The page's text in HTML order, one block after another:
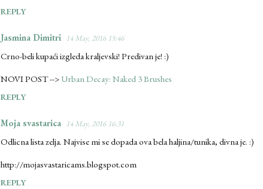
REPLY
Jasmina Dimitri 14 May, 2016 15:46
Crno-beli kupaći izgleda kraljevski! Predivan je! :)
NOVI POST --> Urban Decay: Naked 3 Brushes
REPLY
Moja svastarica 14 May, 2016 16:31
Odlicna lista zelja. Najvise mi se dopada ova bela haljina/tunika, divna je. :)
http://mojasvastaricams.blogspot.com
REPLY